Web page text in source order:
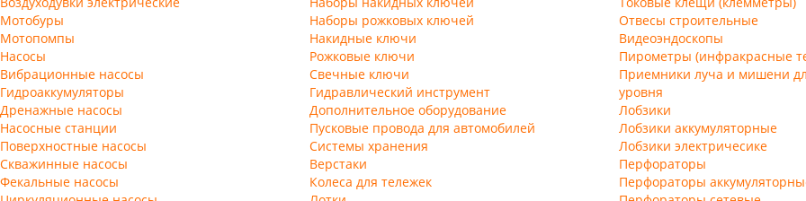
Мотобуры
Мотопомпы
Насосы
Вибрационные насосы
Гидроаккумуляторы
Дренажные насосы
Насосные станции
Поверхностные насосы
Скважинные насосы
Фекальные насосы
Наборы рожковых ключей
Накидные ключи
Рожковые ключи
Свечные ключи
Гидравлический инструмент
Дополнительное оборудование
Пусковые провода для автомобилей
Системы хранения
Верстаки
Колеса для тележек
Отвесы строительные
Видеоэндоскопы
Пирометры (инфракрасные
Приемники луча и мишени
уровня
Лобзики
Лобзики аккумуляторные
Лобзики электричесике
Перфораторы
Перфораторы